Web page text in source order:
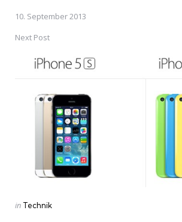
10. September 2013
Next Post
Posted
in Technik